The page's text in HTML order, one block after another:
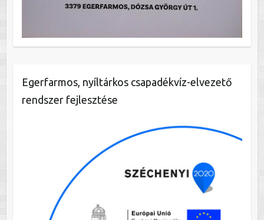
Egerfarmos, nyíltárkos csapadékvíz-elvezető
rendszer fejlesztése